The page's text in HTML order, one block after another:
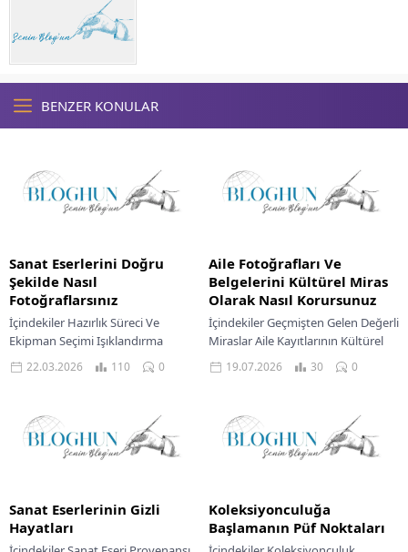
BENZER KONULAR
Sanat Eserlerini Doğru
Şekilde Nasıl
Fotoğraflarsınız
İçindekiler Hazırlık Süreci Ve
Ekipman Seçimi Işıklandırma
Prensipleri Kamera Ayarlarını
Doğru Yapmak Kompozisyon Ve
Sonrası Düzenleme Adımları...
22.03.2026 110 0
Aile Fotoğrafları Ve
Belgelerini Kültürel Miras
Olarak Nasıl Korursunuz
İçindekiler Geçmişten Gelen Değerli
Miraslar Aile Kayıtlarının Kültürel
Önemi Fiziksel Belgeleri Ve
Fotoğrafları Korumak
Organize Etme...
19.07.2026 30 0
Sanat Eserlerinin Gizli
Hayatları
Koleksiyonculuğa
Başlamanın Püf Noktaları